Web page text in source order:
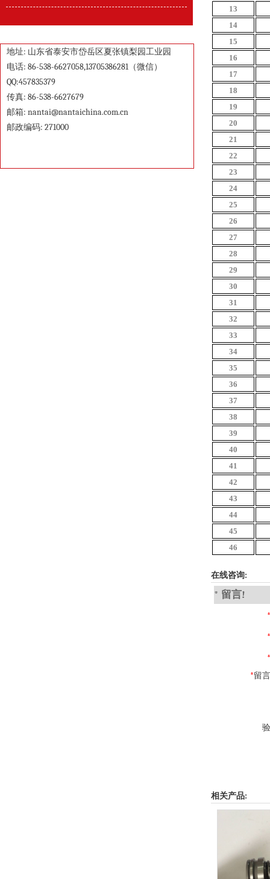
地址: 山东省泰安市岱岳区夏张镇梨园工业园
电话: 86-538-6627058,13705386281（微信）
QQ:457835379
传真: 86-538-6627679
邮箱: nantai@nantaichina.com.cn
邮政编码: 271000
13
14
15
16
17
18
19
20
21
22
23
24
25
26
27
28
29
30
31
32
33
34
35
36
37
38
39
40
41
42
43
44
45
46
在线咨询:
* 留言!
*
*
*
*留
相关产品: